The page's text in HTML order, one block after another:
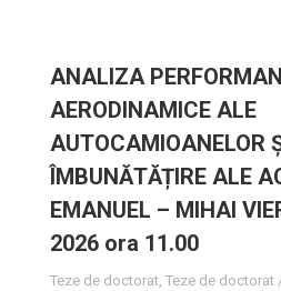
ANALIZA
AERODINAMICE ALE
AUTOCAMIOANELOR
ÎMBUNĂTĂȚIRE ALE
EMANUEL – MIHAI
2026 ora 11.00
Teze de doctorat, Teze de doctorat